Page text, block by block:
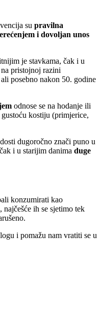
su pravilna
i dovoljan unos
je stavkama, čak i u
pristojnoj razini
posebno nakon 50. godine
odnose se na hodanje ili
kostiju (primjerice,
dugoročno znači puno u
i u starijim danima duge
konzumirati kao
ih se sjetimo tek
i pomažu nam vratiti se u